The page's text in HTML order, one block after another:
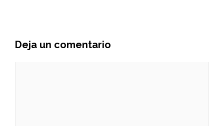
Deja un comentario